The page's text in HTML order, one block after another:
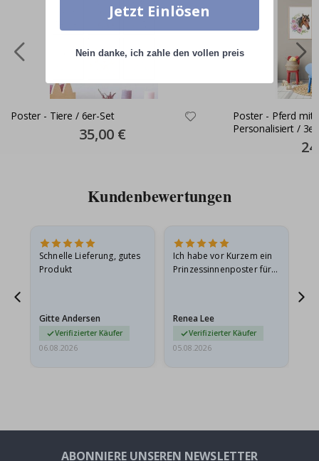
Poster - Tiere / 6er-Set
Special
Price
35,00 €
Poster - Pferd mit
Personalisiert /
Kundenbewertungen
Schnelle Lieferung, gutes
Produkt
Gitte Andersen
Verifizierter Käufer
06.08.2026
Ich habe vor Kurzem ein
Prinzessinnenposter für
beschädigt…
Renea Lee
Verifizierter Käufer
05.08.2026
ABONNIERE UNSEREN NEWSLETTER
Jetzt Einlösen
Nein danke, ich zahle den vollen preis